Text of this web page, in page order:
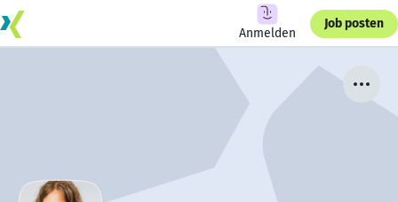
Anmelden
Job posten